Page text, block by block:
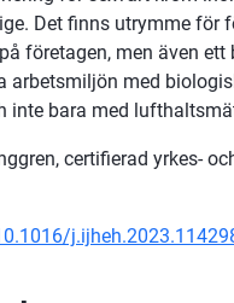
Det finns utrymme för
företagen, men även ett
arbetsmiljön med
inte bara med
certifierad yrkes-